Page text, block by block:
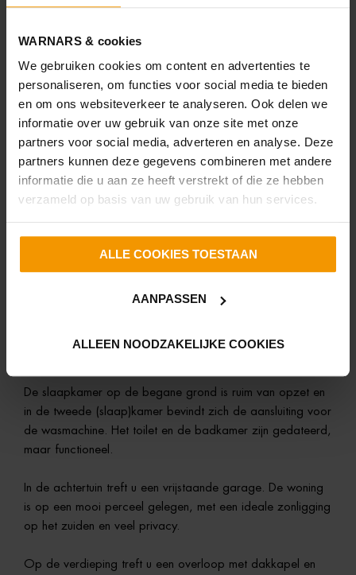
WARNARS & cookies
We gebruiken cookies om content en advertenties te
personaliseren, om functies voor social media te bieden
en om ons websiteverkeer te analyseren. Ook delen we
informatie over uw gebruik van onze site met onze
partners voor social media, adverteren en analyse. Deze
partners kunnen deze gegevens combineren met andere
informatie die u aan ze heeft verstrekt of die ze hebben
verzameld op basis van uw gebruik van hun services.
ALLE COOKIES TOESTAAN
AANPASSEN
ALLEEN NOODZAKELIJKE COOKIES
‘Dorperweerth’ liggen op korte afstand. Daarnaast zijn er
buurt.
Met twee slaapkamers en badkamer op de begane
grond, oprit voor meerdere auto’s, vrijstaande garage en
12 zonnepanelen biedt de woning een solide basis.
De indeling is als volgt:
Entree woning, hal met meterkast en toegang tot de
woonkamer. Een heerlijk lichte ruimte dankzij de grote
raampartijen. De tuingerichte woonkamer heeft een
sfeervolle houthaard en kunststof schuifpui naar de
de woning en is ingericht met een gaskookplaat,
De slaapkamer op de begane grond is ruim van opzet en
in de tweede (slaap)kamer bevindt zich de aansluiting voor
de wasmachine. Het toilet en de badkamer zijn gedateerd,
maar functioneel.
In de achtertuin treft u een vrijstaande garage. De woning
is op een mooi perceel gelegen, met een ideale zonligging
op het zuiden en veel privacy.
Op de verdieping treft u een overloop met dakkapel en